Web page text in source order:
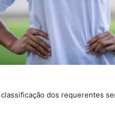
dos requerentes